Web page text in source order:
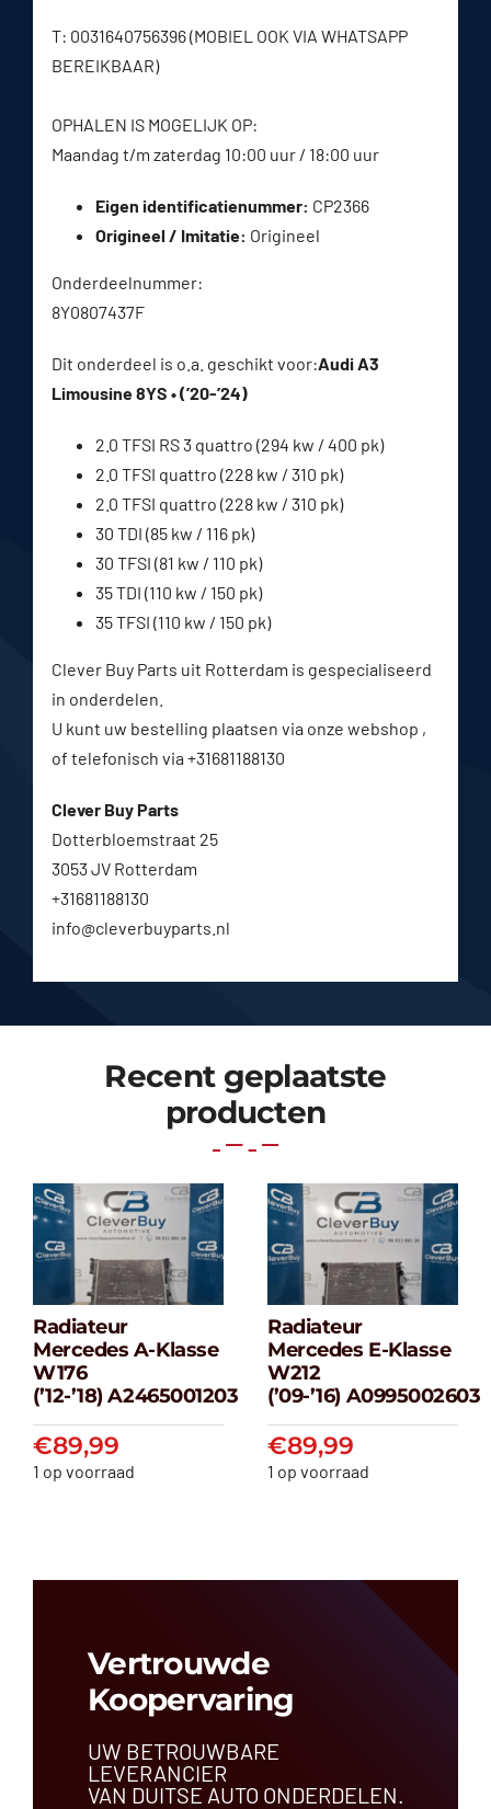
T: 0031640756396 (MOBIEL OOK VIA WHATSAPP
BEREIKBAAR)
OPHALEN IS MOGELIJK OP:
Maandag t/m zaterdag 10:00 uur / 18:00 uur
Eigen identificatienummer: CP2366
Origineel / Imitatie: Origineel
Onderdeelnummer:
8Y0807437F
Dit onderdeel is o.a. geschikt voor:Audi A3
Limousine 8YS • (’20-’24)
2.0 TFSI RS 3 quattro (294 kw / 400 pk)
2.0 TFSI quattro (228 kw / 310 pk)
2.0 TFSI quattro (228 kw / 310 pk)
30 TDI (85 kw / 116 pk)
30 TFSI (81 kw / 110 pk)
35 TDI (110 kw / 150 pk)
35 TFSI (110 kw / 150 pk)
Clever Buy Parts uit Rotterdam is gespecialiseerd
in onderdelen.
U kunt uw bestelling plaatsen via onze webshop ,
of telefonisch via +31681188130
Clever Buy Parts
Dotterbloemstraat 25
3053 JV Rotterdam
+31681188130
info@cleverbuyparts.nl
Recent geplaatste
producten
Radiateur
Mercedes A-
klasse W176
(’12-’18) A2465001203
€89,99
Radiateur
Mercedes A-Klasse
W176
(’12-’18) A2465001203
€89,99
1 op voorraad
Radiateur
Mercedes E-
klasse W212
(’09-’16)
€89,99
Radiateur
Mercedes E-Klasse
W212
(’09-’16) A0995002603
€89,99
1 op voorraad
Vertrouwde
Koopervaring
UW BETROUWBARE
LEVERANCIER
VAN DUITSE AUTO ONDERDELEN.